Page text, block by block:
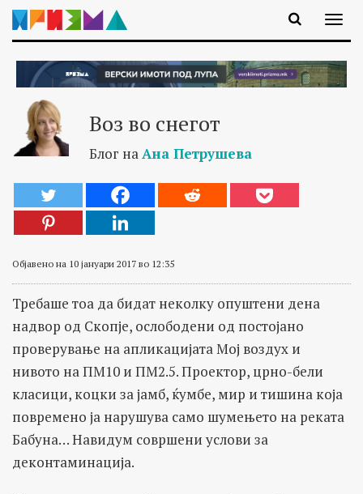
Воз во снегот
Блог наАна Петрушева
Објавено на 10 јануари 2017 во 12:35
Требаше тоа да бидат неколку опуштени дена
надвор од Скопје, ослободени од постојано
проверување на апликацијата Мој воздух и
нивото на ПМ10 и ПМ2.5. Проектор, црно-бели
класици, коцки за јамб, ќумбе, мир и тишина која
повремено ја нарушува само шумењето на реката
Бабуна… Навидум совршени услови за
деконтаминација.